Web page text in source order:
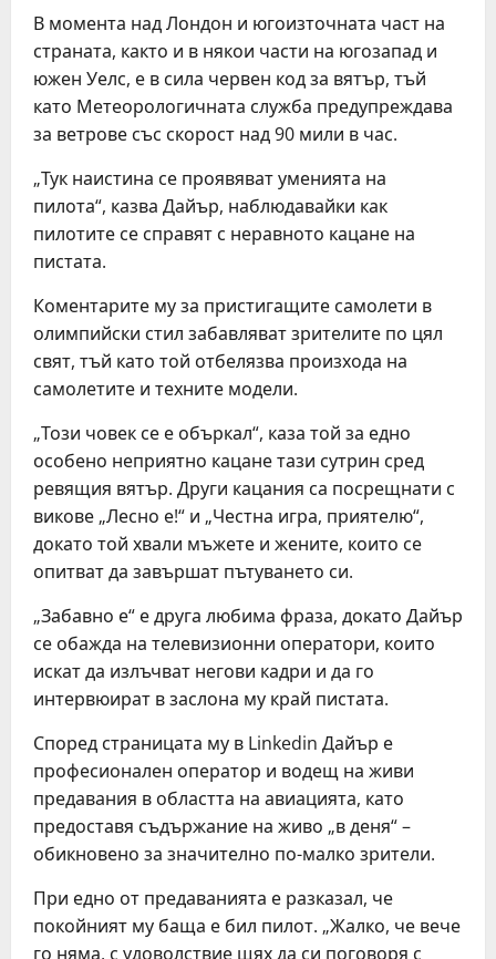
В момента над Лондон и югоизточната част на
страната, както и в някои части на югозапад и
южен Уелс, е в сила червен код за вятър, тъй
като Метеорологичната служба предупреждава
за ветрове със скорост над 90 мили в час.
„Тук наистина се проявяват уменията на
пилота“, казва Дайър, наблюдавайки как
пилотите се справят с неравното кацане на
пистата.
Коментарите му за пристигащите самолети в
олимпийски стил забавляват зрителите по цял
свят, тъй като той отбелязва произхода на
самолетите и техните модели.
„Този човек се е объркал“, каза той за едно
особено неприятно кацане тази сутрин сред
ревящия вятър. Други кацания са посрещнати с
викове „Лесно е!“ и „Честна игра, приятелю“,
докато той хвали мъжете и жените, които се
опитват да завършат пътуването си.
„Забавно е“ е друга любима фраза, докато Дайър
се обажда на телевизионни оператори, които
искат да излъчват негови кадри и да го
интервюират в заслона му край пистата.
Според страницата му в Linkedin Дайър е
професионален оператор и водещ на живи
предавания в областта на авиацията, като
предоставя съдържание на живо „в деня“ –
обикновено за значително по-малко зрители.
При едно от предаванията е разказал, че
покойният му баща е бил пилот. „Жалко, че вече
го няма, с удоволствие щях да си поговоря с